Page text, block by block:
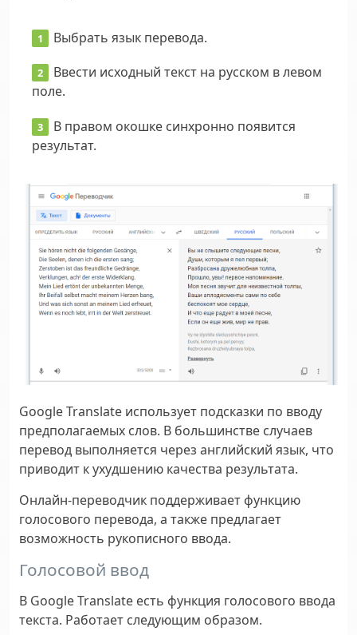
Выбрать язык перевода.
Ввести исходный текст на русском в левом
поле.
В правом окошке синхронно появится
результат.
Google Translate использует подсказки по вводу
предполагаемых слов. В большинстве случаев
перевод выполняется через английский язык, что
приводит к ухудшению качества результата.
Онлайн-переводчик поддерживает функцию
голосового перевода, а также предлагает
возможность рукописного ввода.
Голосовой ввод
В Google Translate есть функция голосового ввода
текста. Работает следующим образом.